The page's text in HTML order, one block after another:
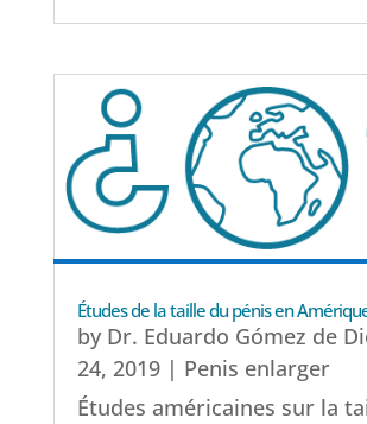
Études de la taille du pénis en
by Dr. Eduardo Gómez de
24, 2019| Penis enlarger
Études américaines sur la